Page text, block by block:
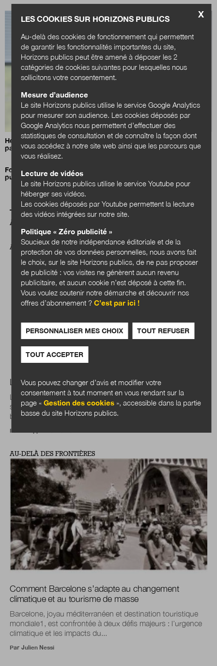
Henri Bergeron :«La compétence sociale est cruciale pour
passer à l’échelle une innovation.»
Former pour transformer : le grand chantier des compétences
publiques
A LIRE AUSSI
AU-DELÀ DES FRONTIÈRES
La Finlande n’a pas peur de l’avenir
La Finlande conjugue la prise en compte de l’avenir dans
ses politiques publiques avec la démocratie. Un système
bien rodé lui permet d’embarquer dans...
Par
AU-DELÀ DES FRONTIÈRES
Comment Barcelone s’adapte au changement
climatique et au tourisme de masse
Barcelone, joyau méditerranéen et destination touristique
mondiale1, est confrontée à deux défis majeurs : l’urgence
climatique et les impacts du...
Par Julien Nessi
X
LES COOKIES SUR HORIZONS PUBLICS
Au-delà des cookies de fonctionnement qui permettent
de garantir les fonctionnalités importantes du site,
Horizons publics peut être amené à déposer les 2
catégories de cookies suivantes pour lesquelles nous
sollicitons votre consentement.
Mesure d’audience
Le site Horizons publics utilise le service Google Analytics
pour mesurer son audience. Les cookies déposés par
Google Analytics nous permettent d’effectuer des
statistiques de consultation et de connaître la façon dont
vous accédez à notre site web ainsi que les parcours que
vous réalisez.
Lecture de vidéos
Le site Horizons publics utilise le service Youtube pour
héberger ses vidéos.
Les cookies déposés par Youtube permettent la lecture
des vidéos intégrées sur notre site.
Politique « Zéro publicité »
Soucieux de notre indépendance éditoriale et de la
protection de vos données personnelles, nous avons fait
le choix, sur le site Horizons publics, de ne pas proposer
de publicité : vos visites ne génèrent aucun revenu
publicitaire, et aucun cookie n’est déposé à cette fin.
Vous voulez soutenir notre démarche et découvrir nos
offres d’abonnement ? C’est par ici !
PERSONNALISER MES CHOIX TOUT REFUSER
TOUT ACCEPTER
Vous pouvez changer d’avis et modifier votre
consentement à tout moment en vous rendant sur la
page « Gestion des cookies», accessible dans la partie
basse du site Horizons publics.